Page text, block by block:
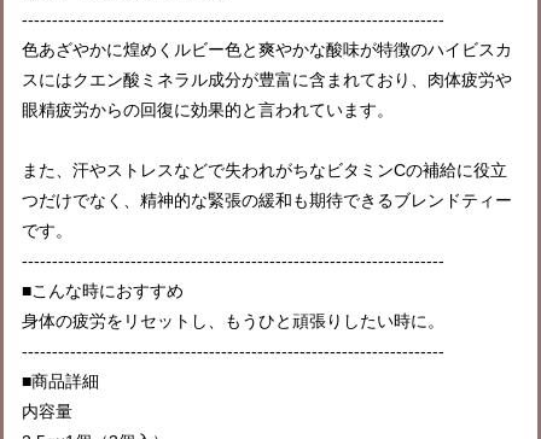
----------------------------------------------------------------------
色あざやかに煌めくルビー色と爽やかな酸味が特徴のハイビスカ
スにはクエン酸ミネラル成分が豊富に含まれており、肉体疲労や
眼精疲労からの回復に効果的と言われています。
また、汗やストレスなどで失われがちなビタミンCの補給に役立
つだけでなく、精神的な緊張の緩和も期待できるブレンドティー
です。
----------------------------------------------------------------------
■こんな時におすすめ
身体の疲労をリセットし、もうひと頑張りしたい時に。
----------------------------------------------------------------------
■商品詳細
内容量